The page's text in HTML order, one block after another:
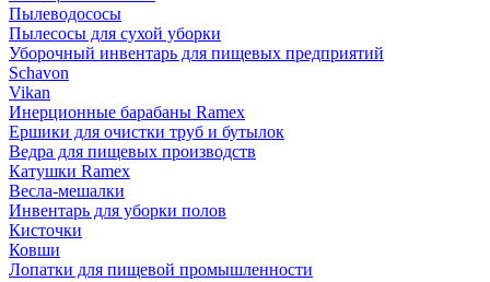
Пылеводососы
Пылесосы для сухой уборки
Уборочный инвентарь для пищевых предприятий
Schavon
Vikan
Инерционные барабаны Ramex
Ершики для очистки труб и бутылок
Ведра для пищевых производств
Катушки Ramex
Весла-мешалки
Инвентарь для уборки полов
Кисточки
Ковши
Лопатки для пищевой промышленности